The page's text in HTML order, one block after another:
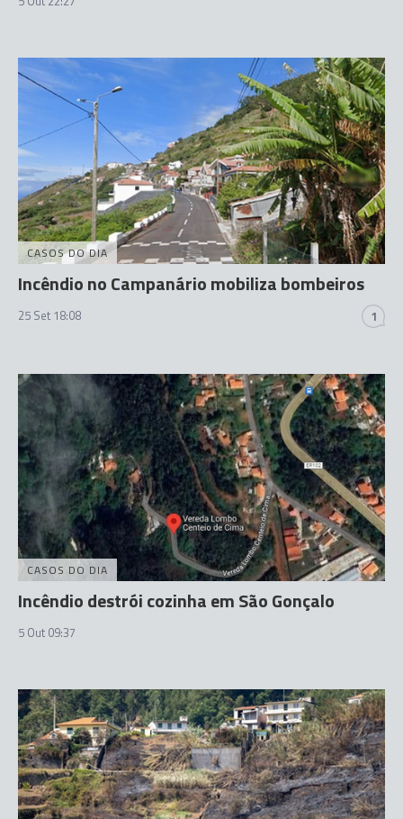
CASOS DO DIA
Incêndio no Campanário mobiliza bombeiros
25 Set 18:08 1
CASOS DO DIA
Incêndio destrói cozinha em São Gonçalo
5 Out 09:37